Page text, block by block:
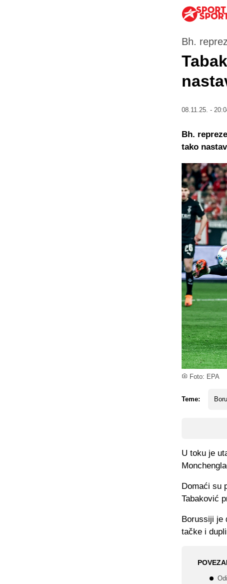
Foto: EPA
Bh.
08.11.25. -
Teme:
Bh.
tako
U toku je
Domaći su
Tabaković
Borussiji je
tačke i